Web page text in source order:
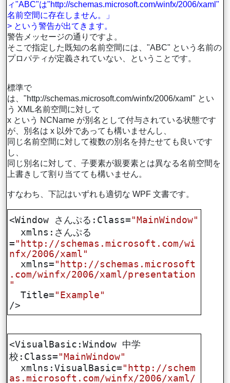
ィ"ABC"は"http://schemas.microsoft.com/winfx/2006/xaml"
名前空間に存在しません。」
> という警告が出てきます。
警告メッセージの通りですよ。
そこで指定した既知の名前空間には、"ABC" という名前の
プロパティが定義されていない、ということです。
標準で
は、"http://schemas.microsoft.com/winfx/2006/xaml" とい
う XML名前空間に対して
x という NCName が別名として付与されている状態です
が、別名は x 以外であっても構いませんし、
同じ名前空間に対して複数の別名を持たせても良いです
し、
同じ別名に対して、子要素が親要素とは異なる名前空間を
上書きして割り当てても構いません。
すなわち、下記はいずれも適切な WPF 文書です。
<Window さんぷる:Class= "MainWindow"
xmlns:さんぷる
= "http://schemas.microsoft.com/wi
nfx/2006/xaml"
xmlns= "http://schemas.microsoft
.com/winfx/2006/xaml/presentation
"
Title= "Example"
/>
<VisualBasic:Window 中学
校:Class= "MainWindow"
xmlns:VisualBasic= "http://schem
as.microsoft.com/winfx/2006/xaml/